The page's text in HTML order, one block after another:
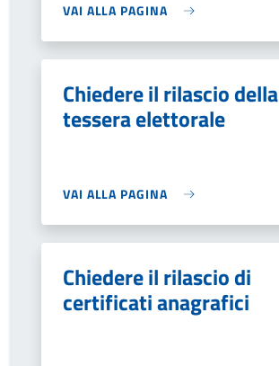
VAI ALLA PAGINA
Chiedere il rilascio della
tessera elettorale
VAI ALLA PAGINA
Chiedere il rilascio di
certificati anagrafici